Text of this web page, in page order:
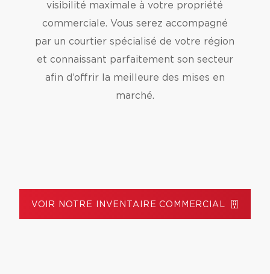
visibilité maximale à votre propriété
commerciale. Vous serez accompagné
par un courtier spécialisé de votre région
et connaissant parfaitement son secteur
afin d’offrir la meilleure des mises en
marché.
VOIR NOTRE INVENTAIRE COMMERCIAL